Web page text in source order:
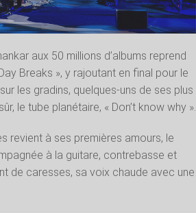
aux 50 millions d’albums reprend
Breaks », y rajoutant en final pour le
les gradins, quelques-uns de ses plus
le tube planétaire, « Don’t know why ».
revient à ses premières amours, le
à la guitare, contrebasse et
de caresses, sa voix chaude avec une